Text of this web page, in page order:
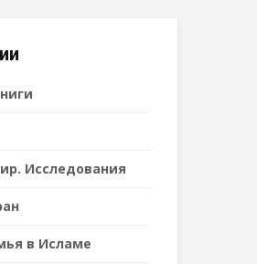
Исследования
в Исламе